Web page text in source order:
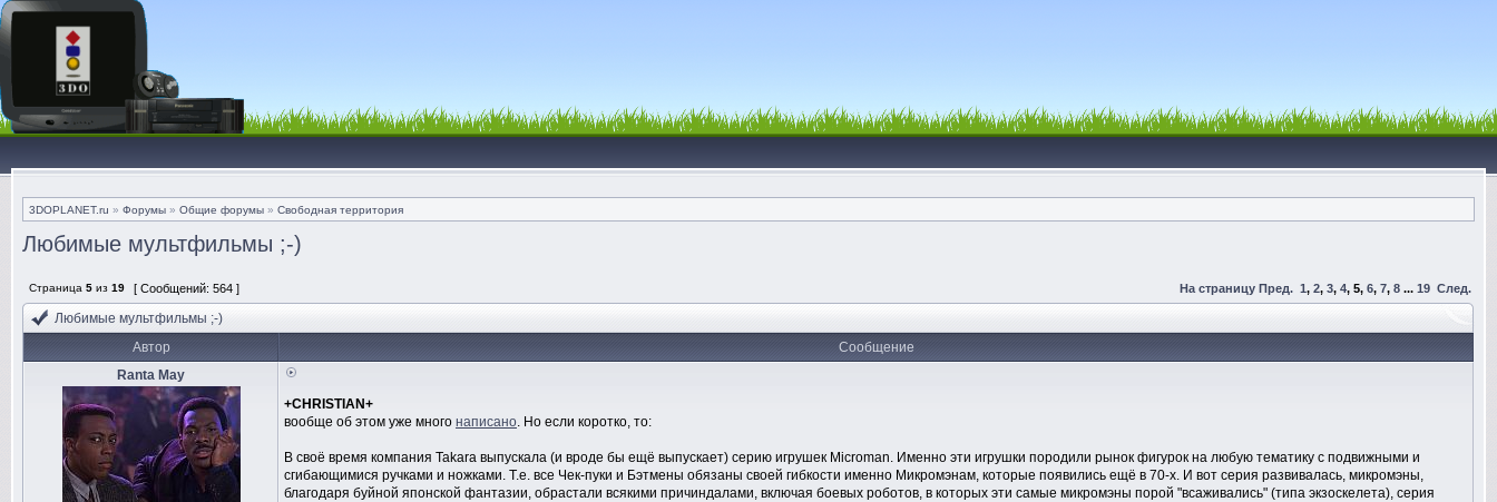
3DOPLANET.ru » Форумы » Общие форумы » Свободная территория
Любимые мультфильмы ;-)
Страница 5 из 19 [ Сообщений: 564 ] На страницу Пред. 1, 2, 3, 4, 5, 6, 7, 8 ... 19 След.
Любимые мультфильмы ;-)
Автор
Сообщение
Ranta May
+CHRISTIAN+
вообще об этом уже много написано. Но если коротко, то:
В своё время компания Takara выпускала (и вроде бы ещё выпускает) серию игрушек Microman. Именно эти игрушки породили рынок фигурок на любую тематику с подвижными и
сгибающимися ручками и ножками. Т.е. все Чек-пуки и Бэтмены обязаны своей гибкости именно Микромэнам, которые появились ещё в 70-х. И вот серия развивалась, микромэны,
благодаря буйной японской фантазии, обрастали всякими причиндалами, включая боевых роботов, в которых эти самые микромэны порой "всаживались" (типа экзоскелета), серия